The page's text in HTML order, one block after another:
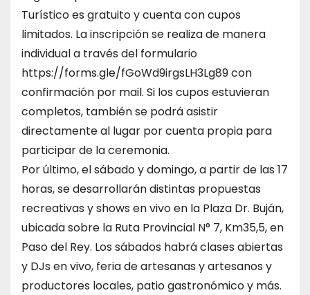
Turístico es gratuito y cuenta con cupos
limitados. La inscripción se realiza de manera
individual a través del formulario
https://forms.gle/fGoWd9irgsLH3Lg89 con
confirmación por mail. Si los cupos estuvieran
completos, también se podrá asistir
directamente al lugar por cuenta propia para
participar de la ceremonia.
Por último, el sábado y domingo, a partir de las 17
horas, se desarrollarán distintas propuestas
recreativas y shows en vivo en la Plaza Dr. Buján,
ubicada sobre la Ruta Provincial N° 7, Km35,5, en
Paso del Rey. Los sábados habrá clases abiertas
y DJs en vivo, feria de artesanas y artesanos y
productores locales, patio gastronómico y más.